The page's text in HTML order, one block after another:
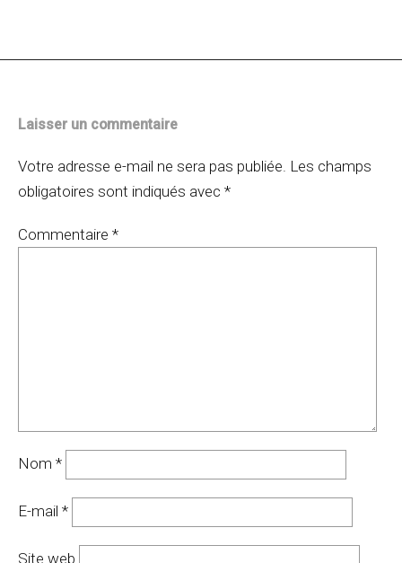
Laisser un commentaire
Votre adresse e-mail ne sera pas publiée. Les champs
obligatoires sont indiqués avec *
Commentaire *
Nom *
E-mail *
Site web